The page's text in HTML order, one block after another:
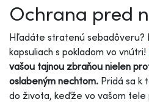
Ochrana pred
Hľadáte stratenú sebadôveru?
kapsuliach s pokladom vo vnútri!
vašou tajnou zbraňou nielen
oslabeným nechtom. Pridá sa k
do života, keďže vo vašom tele